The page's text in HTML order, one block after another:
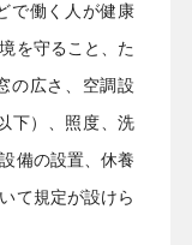
で働く人が健康
を守ること、た
の広さ、空調設
下）、照度、洗
備の設置、休養
て規定が設けら